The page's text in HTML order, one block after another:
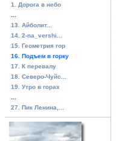
1. Дорога в небо
13. Айболит...
14. 2-na_vershi...
15. Геометрия гор
16. Подъем в горку
17. К перевалу
18. Северо-Чуйс...
19. Утро в горах
27. Пик Ленина,...